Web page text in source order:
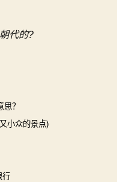
代的?
？
小众的景点)
行